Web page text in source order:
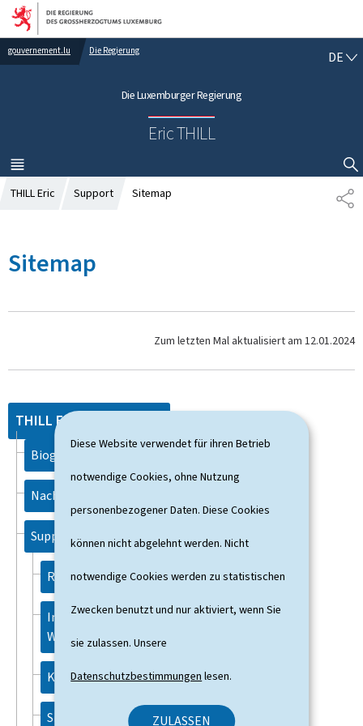
Diese Website verwendet für ihren Betrieb
notwendige Cookies, ohne Nutzung
personenbezogener Daten. Diese Cookies
können nicht abgelehnt werden. Nicht
notwendige Cookies werden zu statistischen
Zwecken benutzt und nur aktiviert, wenn Sie
sie zulassen. Unsere
Datenschutzbestimmungen lesen.
ZULASSEN
Zur Hauptnavigation
Zum Inhalt
gouvernement.lu Die Regierung
Die Luxemburger Regierung
Eric THILL
DED
H
MENÜ
HAUPT-
SUCHFLED ANZEIGEN / SCHLIESSEN
T
E
THILL Eric Support Sitemap
Sitemap
Zum letzten Mal aktualisiert am 12.01.2024
THILL Eric
Biographie
Nachrichten
Support
Rechtliche Aspekte
Informationen zur
Webseite
Kontakt
Sitemap